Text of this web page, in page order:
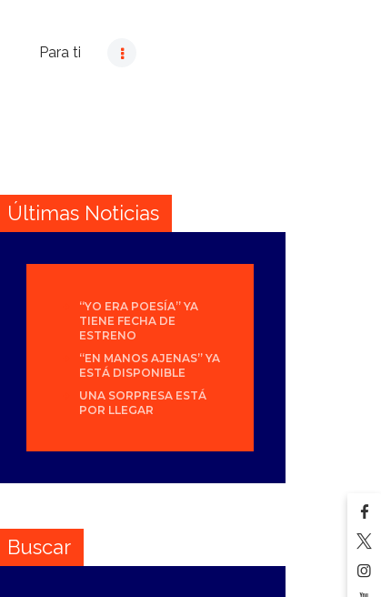
Para ti
Últimas Noticias
“YO ERA POESÍA” YA
TIENE FECHA DE
ESTRENO
“EN MANOS AJENAS” YA
ESTÁ DISPONIBLE
UNA SORPRESA ESTÁ
POR LLEGAR
Buscar